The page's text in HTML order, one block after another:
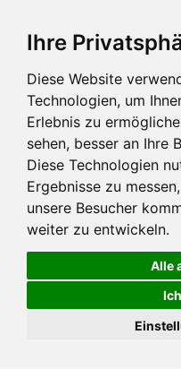
Ihre
Diese Website
Technologien, um
Erlebnis zu
sehen, besser an Ihre
Diese Technologien
Ergebnisse zu
unsere Besucher
weiter zu entwickeln.
Alle